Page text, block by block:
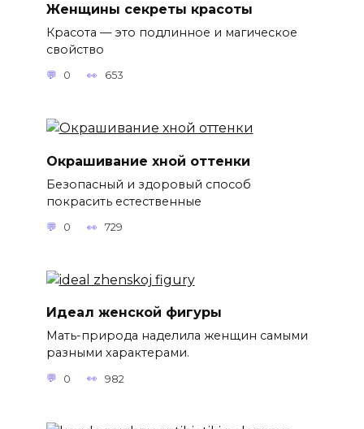
Женщины секреты красоты
Красота — это подлинное и магическое
свойство
0 653
Окрашивание хной оттенки
Безопасный и здоровый способ
покрасить естественные
0 729
Идеал женской фигуры
Мать-природа наделила женщин самыми
разными характерами.
0 982